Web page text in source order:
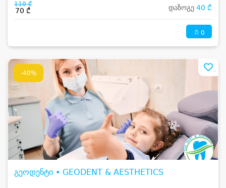
110 ₾
70 ₾ დაზოგე 40 ₾
0
-40%
გეოდენტი • GEODENT & AESTHETICS